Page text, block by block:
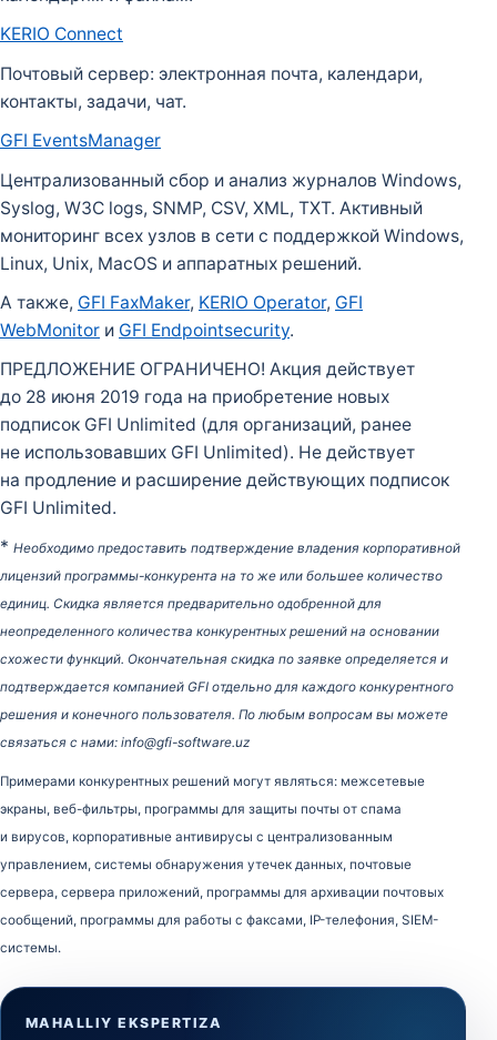
KERIO Connect
Почтовый сервер: электронная почта, календари,
контакты, задачи, чат.
GFI EventsManager
Централизованный сбор и анализ журналов Windows,
Syslog, W3C logs, SNMP, CSV, XML, TXT. Активный
мониторинг всех узлов в сети с поддержкой Windows,
Linux, Unix, MacOS и аппаратных решений.
А также, GFI FaxMaker, KERIO Operator, GFI
WebMonitor и GFI Endpointsecurity.
ПРЕДЛОЖЕНИЕ ОГРАНИЧЕНО! Акция действует
до 28 июня 2019 года на приобретение новых
подписок GFI Unlimited (для организаций, ранее
не использовавших GFI Unlimited). Не действует
на продление и расширение действующих подписок
GFI Unlimited.
* Необходимо предоставить подтверждение владения корпоративной
лицензий программы-конкурента на то же или большее количество
единиц. Скидка является предварительно одобренной для
неопределенного количества конкурентных решений на основании
схожести функций. Окончательная скидка по заявке определяется и
подтверждается компанией GFI отдельно для каждого конкурентного
решения и конечного пользователя. По любым вопросам вы можете
связаться с нами: info@gfi-software.uz
Примерами конкурентных решений могут являться: межсетевые
экраны, веб-фильтры, программы для защиты почты от спама
и вирусов, корпоративные антивирусы с централизованным
управлением, системы обнаружения утечек данных, почтовые
сервера, сервера приложений, программы для архивации почтовых
сообщений, программы для работы с факсами, IP-телефония, SIEM-
системы.
MAHALLIY EKSPERTIZA